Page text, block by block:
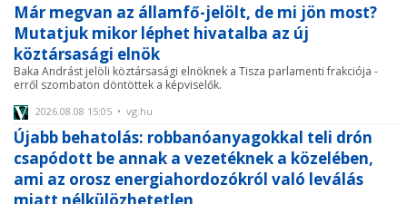
Már megvan az államfő-jelölt, de mi jön most?
Mutatjuk mikor léphet hivatalba az új
köztársasági elnök
Baka Andrást jelöli köztársasági elnöknek a Tisza parlamenti frakciója -
erről szombaton döntöttek a képviselők.
2026.08.08 15:05 • vg.hu
Újabb behatolás: robbanóanyagokkal teli drón
csapódott be annak a vezetéknek a közelében,
ami az orosz energiahordozókról való leválás
miatt nélkülözhetetlen